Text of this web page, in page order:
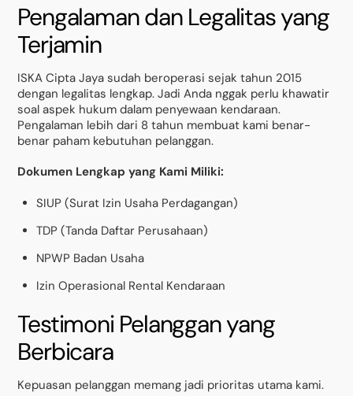
Pengalaman dan Legalitas yang
Terjamin
ISKA Cipta Jaya sudah beroperasi sejak tahun 2015
dengan legalitas lengkap. Jadi Anda nggak perlu khawatir
soal aspek hukum dalam penyewaan kendaraan.
Pengalaman lebih dari 8 tahun membuat kami benar-
benar paham kebutuhan pelanggan.
Dokumen Lengkap yang Kami Miliki:
SIUP (Surat Izin Usaha Perdagangan)
TDP (Tanda Daftar Perusahaan)
NPWP Badan Usaha
Izin Operasional Rental Kendaraan
Testimoni Pelanggan yang
Berbicara
Kepuasan pelanggan memang jadi prioritas utama kami.